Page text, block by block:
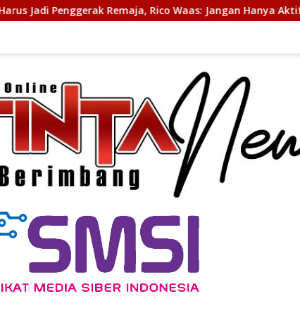
Rico Waas: Jangan Hanya Aktif Saat Ada Acara